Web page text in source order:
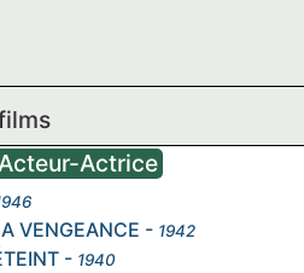
Acteur-Actrice
VENGEANCE - 1942
- 1940